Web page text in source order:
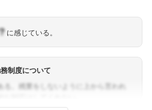
に感じている。
制度について